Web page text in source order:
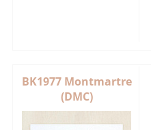
BK1977 Montmartre
(DMC)